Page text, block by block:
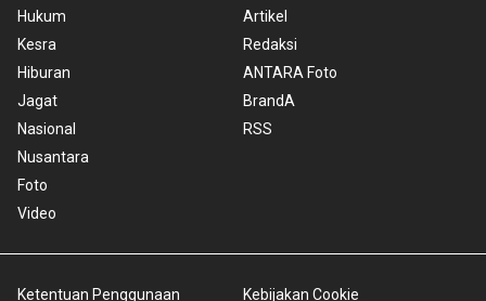
Hukum
Kesra
Hiburan
Jagat
Nasional
Nusantara
Foto
Video
Artikel
Redaksi
ANTARA Foto
BrandA
RSS
Ketentuan Penggunaan Kebijakan Cookie